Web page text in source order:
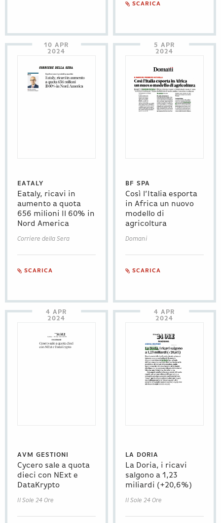
SCARICA
10 APR
2024
EATALY
Eataly, ricavi in
aumento a quota
656 milioni Il 60% in
Nord America
Corriere della Sera
SCARICA
5 APR
2024
BF SPA
Così l’Italia esporta
in Africa un nuovo
modello di
agricoltura
Domani
SCARICA
4 APR
2024
AVM GESTIONI
Cycero sale a quota
dieci con NExt e
DataKrypto
Il Sole 24 Ore
4 APR
2024
LA DORIA
La Doria, i ricavi
salgono a 1,23
miliardi (+20,6%)
Il Sole 24 Ore